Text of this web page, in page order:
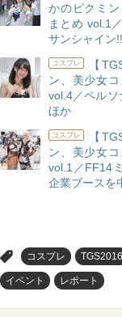
かのピクミ
まとめ vol.1
サンシャイン
コスプレ
【
ン、美少女
vol.4／ペルソ
ほか
コスプレ
【
ン、美少女
vol.1／FF14
企業ブースを
コスプレ TGS2016
イベント レポート